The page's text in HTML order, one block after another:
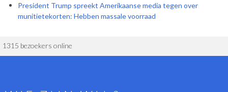
President Trump spreekt Amerikaanse media tegen over
munitietekorten: Hebben massale voorraad
1315 bezoekers online